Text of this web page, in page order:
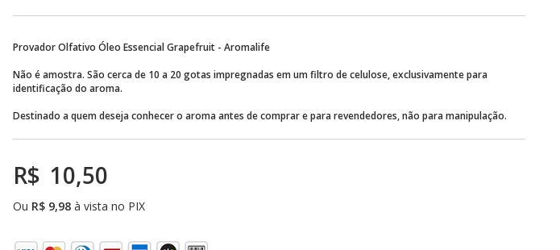
Provador Olfativo Óleo Essencial Grapefruit - Aromalife
Não é amostra. São cerca de 10 a 20 gotas impregnadas em um filtro de celulose, exclusivamente para
identificação do aroma.
Destinado a quem deseja conhecer o aroma antes de comprar e para revendedores, não para manipulação.
R$ 10,50
Ou R$ 9,98 à vista no PIX